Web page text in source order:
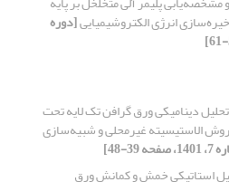
انرژی الکتروشیمیایی[دوره
تحلیل دینامیکی ورق گرافن تک لایه تحت
الاستیسیته غیرمحلی و شبیه‌سازی
استاتیکی خمش و کمانش ورق